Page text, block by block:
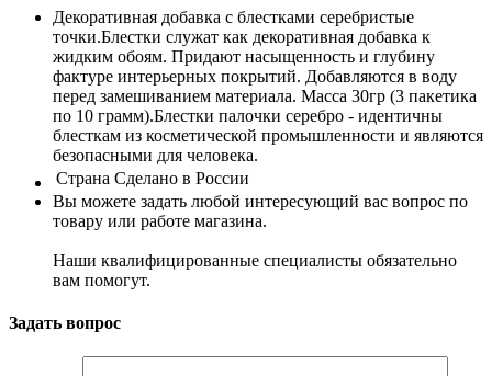
Декоративная добавка с блестками серебристые
точки.Блестки служат как декоративная добавка к
жидким обоям. Придают насыщенность и глубину
фактуре интерьерных покрытий. Добавляются в воду
перед замешиванием материала. Масса 30гр (3 пакетика
по 10 грамм).Блестки палочки серебро - идентичны
блесткам из косметической промышленности и являются
безопасными для человека.
Страна Сделано в России
Вы можете задать любой интересующий вас вопрос по
товару или работе магазина.
Наши квалифицированные специалисты обязательно
вам помогут.
Задать вопрос